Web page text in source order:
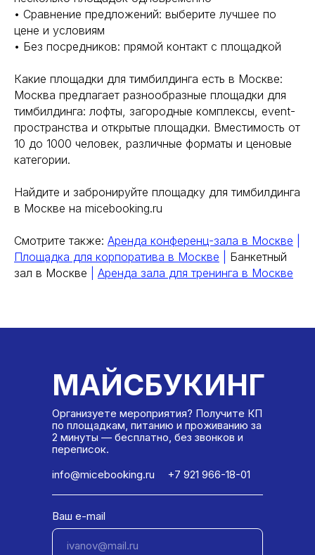
• Сравнение предложений: выберите лучшее по
цене и условиям
• Без посредников: прямой контакт с площадкой
Какие площадки для тимбилдинга есть в Москве:
Москва предлагает разнообразные площадки для
тимбилдинга: лофты, загородные комплексы, event-
пространства и открытые площадки. Вместимость от
10 до 1000 человек, различные форматы и ценовые
категории.
Найдите и забронируйте площадку для тимбилдинга
в Москве на micebooking.ru
Смотрите также: Аренда конференц-зала в Москве
Площадка для корпоратива в Москве
Банкетный
зал в Москве
Аренда зала для тренинга в Москве
info@micebooking.ru +7 921 966-18-01
Организуете мероприятия? Получите КП
по площадкам, питанию и проживанию за
2 минуты — бесплатно, без звонков и
переписок.
МАЙСБУКИНГ
Ваш e-mail